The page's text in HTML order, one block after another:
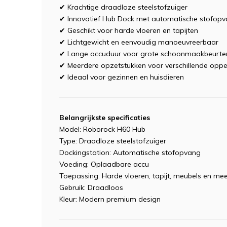
✔ Krachtige draadloze steelstofzuiger
✔ Innovatief Hub Dock met automatische
✔ Geschikt voor harde vloeren en tapijten
✔ Lichtgewicht en eenvoudig manoeuvreerbaar
✔ Lange accuduur voor grote
✔ Meerdere opzetstukken voor verschillende
✔ Ideaal voor gezinnen en huisdieren
Belangrijkste specificaties
Model: Roborock H60 Hub
Type: Draadloze steelstofzuiger
Dockingstation: Automatische stofopvang
Voeding: Oplaadbare accu
Toepassing: Harde vloeren, tapijt, meubels en
Gebruik: Draadloos
Kleur: Modern premium design